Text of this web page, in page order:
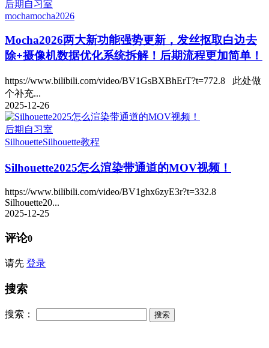
后期自习室
mochamocha2026
Mocha2026两大新功能强势更新，发丝抠取白边去
除+摄像机数据优化系统拆解！后期流程更加简单！
https://www.bilibili.com/video/BV1GsBXBhErT?t=772.8 此处做
个补充...
2025-12-26
后期自习室
SilhouetteSilhouette教程
Silhouette2025怎么渲染带通道的MOV视频！
https://www.bilibili.com/video/BV1ghx6zyE3r?t=332.8
Silhouette20...
2025-12-25
评论0
请先 登录
搜索
搜索：